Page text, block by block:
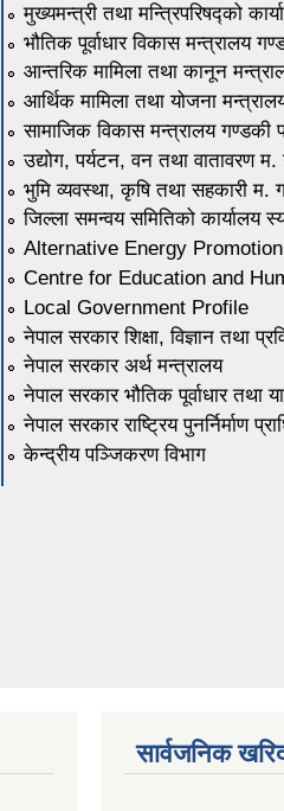
मुख्यमन्त्री तथा मन्त्रिपरिषद्को
भौतिक पूर्वाधार विकास मन्त्रालय
आन्तरिक मामिला तथा कानून
आर्थिक मामिला तथा योजना
सामाजिक विकास मन्त्रालय गण्डकी
उद्योग, पर्यटन, वन तथा वातावरण
भुमि व्यवस्था, कृषि तथा सहकारी म.
जिल्ला समन्वय समितिको कार्यालय
Alternative Energy
Centre for Education and
Local Government Profile
नेपाल सरकार शिक्षा, विज्ञान तथा
नेपाल सरकार अर्थ मन्त्रालय
नेपाल सरकार भौतिक पूर्वाधार तथा
नेपाल सरकार राष्ट्रिय पुनर्निर्माण
केन्द्रीय पञ्जिकरण विभाग
सार्वजनिक